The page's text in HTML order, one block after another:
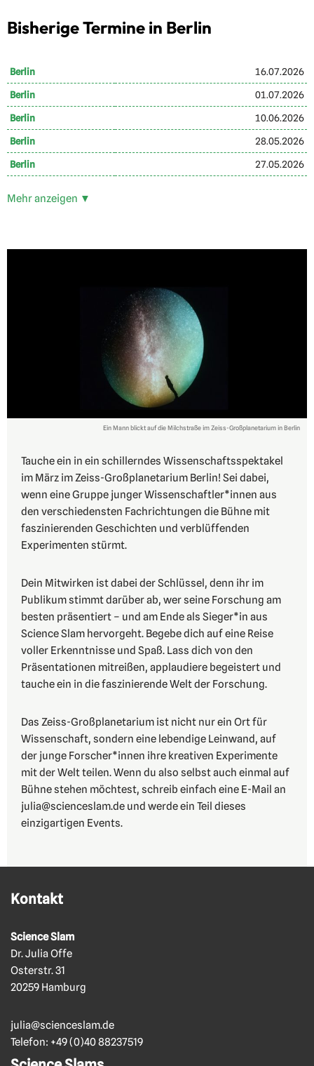
Ein Mann blickt auf die Milchstraße im Zeiss-Großplanetarium in Berlin
Tauche ein in ein schillerndes Wissenschaftsspektakel
im März im Zeiss-Großplanetarium Berlin! Sei dabei,
wenn eine Gruppe junger Wissenschaftler*innen aus
den verschiedensten Fachrichtungen die Bühne mit
faszinierenden Geschichten und verblüffenden
Experimenten stürmt.
Dein Mitwirken ist dabei der Schlüssel, denn ihr im
Publikum stimmt darüber ab, wer seine Forschung am
besten präsentiert – und am Ende als Sieger*in aus
Science Slam hervorgeht. Begebe dich auf eine Reise
voller Erkenntnisse und Spaß. Lass dich von den
Präsentationen mitreißen, applaudiere begeistert und
tauche ein in die faszinierende Welt der Forschung.
Das Zeiss-Großplanetarium ist nicht nur ein Ort für
Wissenschaft, sondern eine lebendige Leinwand, auf
der junge Forscher*innen ihre kreativen Experimente
mit der Welt teilen. Wenn du also selbst auch einmal auf
Bühne stehen möchtest, schreib einfach eine E-Mail an
julia@scienceslam.de und werde ein Teil dieses
einzigartigen Events.
Bisherige Termine in Berlin
Berlin 16.07.2026
Berlin 01.07.2026
Berlin 10.06.2026
Berlin 28.05.2026
Berlin 27.05.2026
Mehr anzeigen ▼
Kontakt
Science Slam
Dr. Julia Offe
Osterstr. 31
20259 Hamburg
julia@scienceslam.de
Telefon: +49 (0)40 88237519